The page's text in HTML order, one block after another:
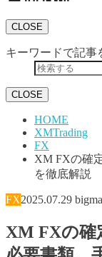
CLOSE
キーワードで記事
CLOSE
HOME
XMTrading
FX
XM FXの確
を徹底解説
FX2025.07.29
XM FXの確